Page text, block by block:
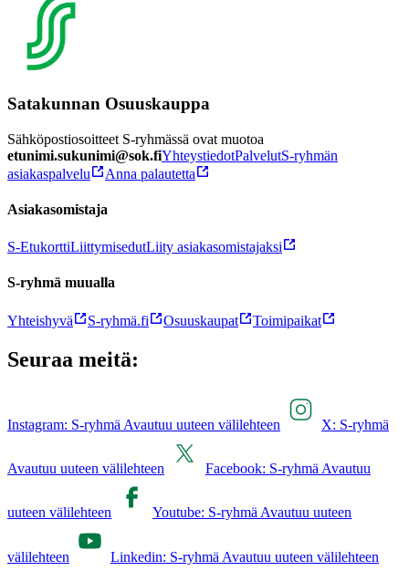
Satakunnan Osuuskauppa
Sähköpostiosoitteet S-ryhmässä ovat muotoa
etunimi.sukunimi@sok.fiYhteystiedotPalvelutS-ryhmän
asiakaspalvelu
Anna palautetta
Asiakasomistaja
S-EtukorttiLiittymisedutLiity asiakasomistajaksi
S-ryhmä muualla
Yhteishyvä S-ryhmä.fi Osuuskaupat Toimipaikat
Seuraa meitä:
Instagram: S-ryhmä Avautuu uuteen välilehteen X: S-ryhmä
Avautuu uuteen välilehteen Facebook: S-ryhmä Avautuu
uuteen välilehteen Youtube: S-ryhmä Avautuu uuteen
välilehteen Linkedin: S-ryhmä Avautuu uuteen välilehteen